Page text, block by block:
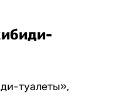
туалеты»,